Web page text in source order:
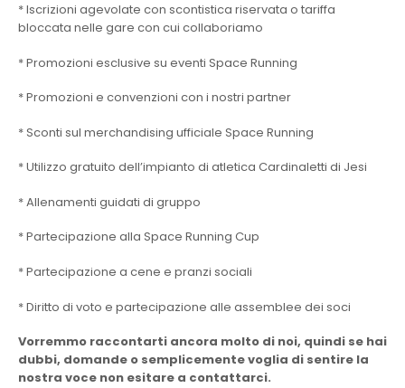
* Iscrizioni agevolate con scontistica riservata o tariffa
bloccata nelle gare con cui collaboriamo
* Promozioni esclusive su eventi Space Running
* Promozioni e convenzioni con i nostri partner
* Sconti sul merchandising ufficiale Space Running
* Utilizzo gratuito dell’impianto di atletica Cardinaletti di Jesi
* Allenamenti guidati di gruppo
* Partecipazione alla Space Running Cup
* Partecipazione a cene e pranzi sociali
* Diritto di voto e partecipazione alle assemblee dei soci
Vorremmo raccontarti ancora molto di noi, quindi se hai
dubbi, domande o semplicemente voglia di sentire la
nostra voce non esitare a contattarci.